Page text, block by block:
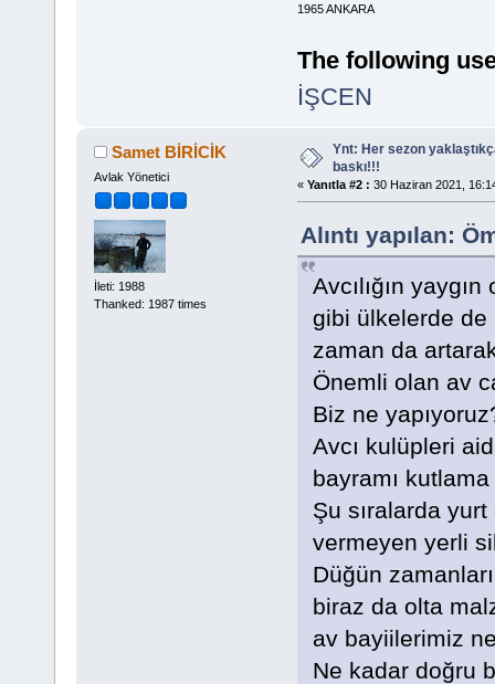
1965 ANKARA
The following
İŞCEN
Samet BİRİCİK
Avlak Yönetici
İleti: 1988
Thanked: 1987 times
Ynt: Her sezon
baskı!!!
« Yanıtla #2 : 30 Haziran 2021,
Alıntı yapılan:
Avcılığın
gibi ülkelerde de
zaman da
Önemli olan av
Biz ne
Avcı kulüpleri
bayramı
Şu sıralarda yurt
vermeyen yerli
Düğün
biraz da olta
av bayiilerimiz
Ne kadar doğru